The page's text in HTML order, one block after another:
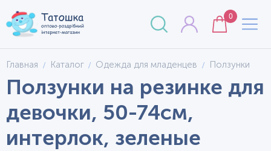
0
Главная Каталог Одежда для младенцев Ползунки
Ползунки на резинке для
девочки, 50-74см,
интерлок, зеленые